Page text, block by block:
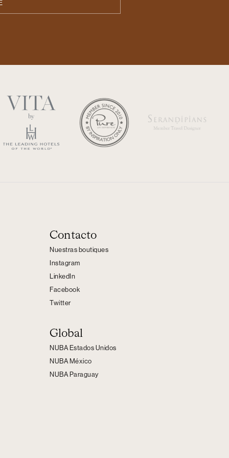
Contacto
Nuestras boutiques
Instagram
LinkedIn
Facebook
Twitter
Global
NUBA Estados Unidos
NUBA México
NUBA Paraguay